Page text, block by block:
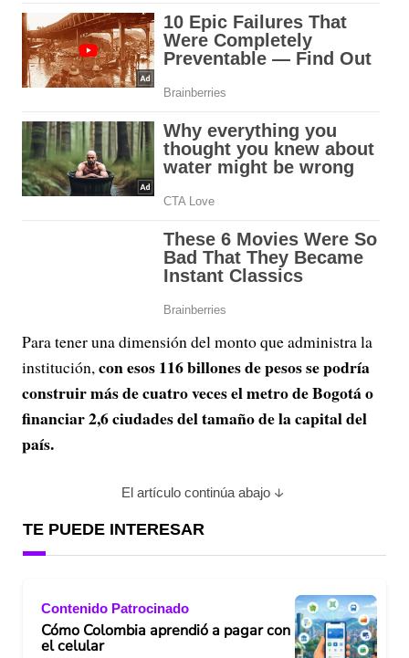
Para tener una dimensión del monto que administra la
institución,con esos 116 billones de pesos se podría
construir más de cuatro veces el metro de Bogotá o
financiar 2,6 ciudades del tamaño de la capital del
país.
El artículo continúa abajo
TE PUEDE INTERESAR
Contenido Patrocinado
Cómo Colombia aprendió a pagar con
el celular